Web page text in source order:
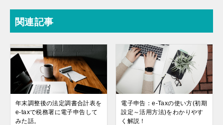
関連記事
年末調整後の法定調書合計表を
e-taxで税務署に電子申告して
みた話。
電子申告：e-Taxの使い方(初期
設定～活用方法)をわかりやす
く解説！